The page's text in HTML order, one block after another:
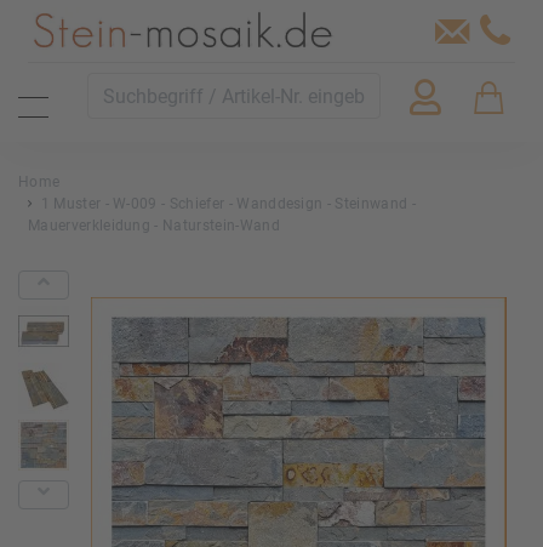
Home
1 Muster - W-009 - Schiefer - Wanddesign - Steinwand -
Mauerverkleidung - Naturstein-Wand